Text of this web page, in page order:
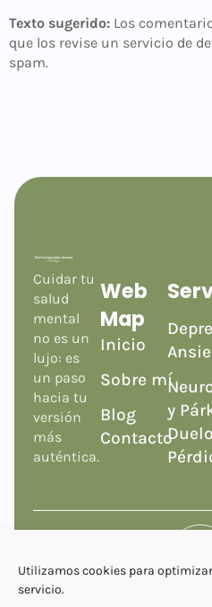
Utilizamos cookies para
servicio.
Texto sugerido: Los
que los revise un servicio de
spam.
Cuidar tu
salud
mental
no es un
lujo: es
un paso
hacia tu
versión
más
auténtica.
Web
Map
Inicio
Sobre mí
Blog
Contacto
y